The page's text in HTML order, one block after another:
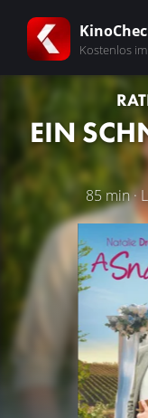
Kostenlos
EIN
85 min ·